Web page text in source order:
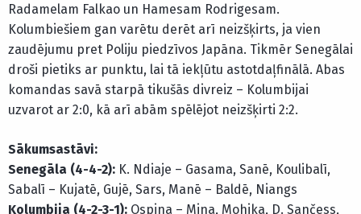
Radamelam Falkao un Hamesam Rodrigesam.
Kolumbiešiem gan varētu derēt arī neizšķirts, ja vien
zaudējumu pret Poliju piedzīvos Japāna. Tikmēr Senegālai
droši pietiks ar punktu, lai tā iekļūtu astotdaļfinālā. Abas
komandas savā starpā tikušās divreiz – Kolumbijai
uzvarot ar 2:0, kā arī abām spēlējot neizšķirti 2:2.
Sākumsastāvi:
Senegāla (4-4-2): K. Ndiaje – Gasama, Sanē, Koulibalī,
Sabalī – Kujatē, Gujē, Sars, Manē – Baldē, Niangs
Kolumbija (4-2-3-1): Ospina – Mina, Mohika, D. Sančess,